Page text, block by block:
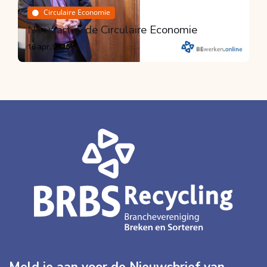
Circulaire Economie
Nu vaart in de Circulaire Economie
16 apr. 2026